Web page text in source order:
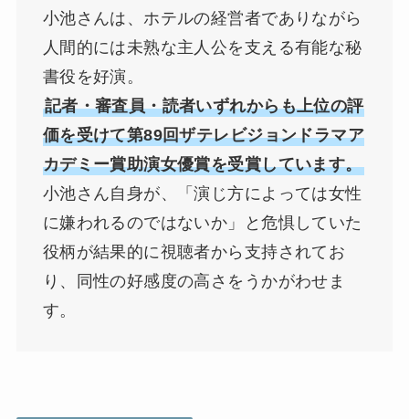
小池さんは、ホテルの経営者でありながら
人間的には未熟な主人公を支える有能な秘
書役を好演。
記者・審査員・読者いずれからも上位の評
価を受けて第89回ザテレビジョンドラマア
カデミー賞助演女優賞を受賞しています。
小池さん自身が、「演じ方によっては女性
に嫌われるのではないか」と危惧していた
役柄が結果的に視聴者から支持されてお
り、同性の好感度の高さをうかがわせま
す。